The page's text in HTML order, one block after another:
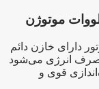
دارای خازن دائم
انرژی می‌شود
قوی و